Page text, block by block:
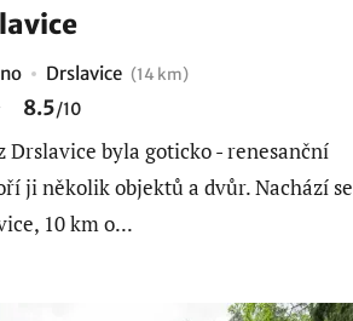
Drslavice (14 km)
8.5/10
Drslavice byla goticko - renesanční
ji několik objektů a dvůr. Nachází se
10 km o...